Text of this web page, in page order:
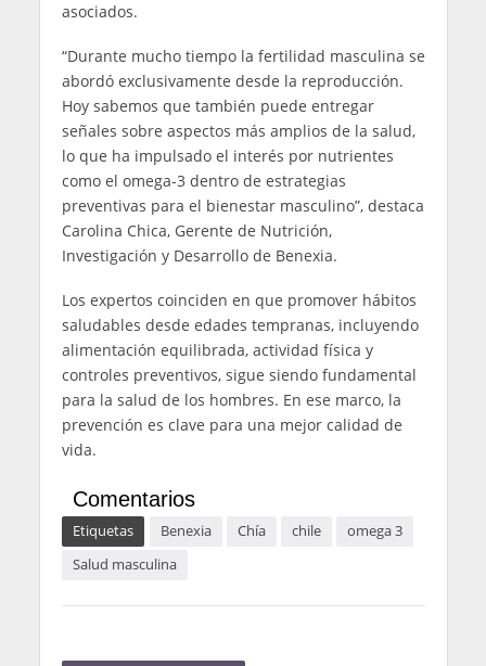
asociados.
“Durante mucho tiempo la fertilidad masculina se
abordó exclusivamente desde la reproducción.
Hoy sabemos que también puede entregar
señales sobre aspectos más amplios de la salud,
lo que ha impulsado el interés por nutrientes
como el omega-3 dentro de estrategias
preventivas para el bienestar masculino”, destaca
Carolina Chica, Gerente de Nutrición,
Investigación y Desarrollo de Benexia.
Los expertos coinciden en que promover hábitos
saludables desde edades tempranas, incluyendo
alimentación equilibrada, actividad física y
controles preventivos, sigue siendo fundamental
para la salud de los hombres. En ese marco, la
prevención es clave para una mejor calidad de
vida.
Comentarios
Etiquetas Benexia Chía chile
omega 3
Salud masculina